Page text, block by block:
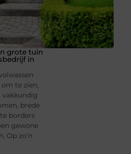
grote tuin
in
te zien,
brede
borders
gewone
Op zo’n